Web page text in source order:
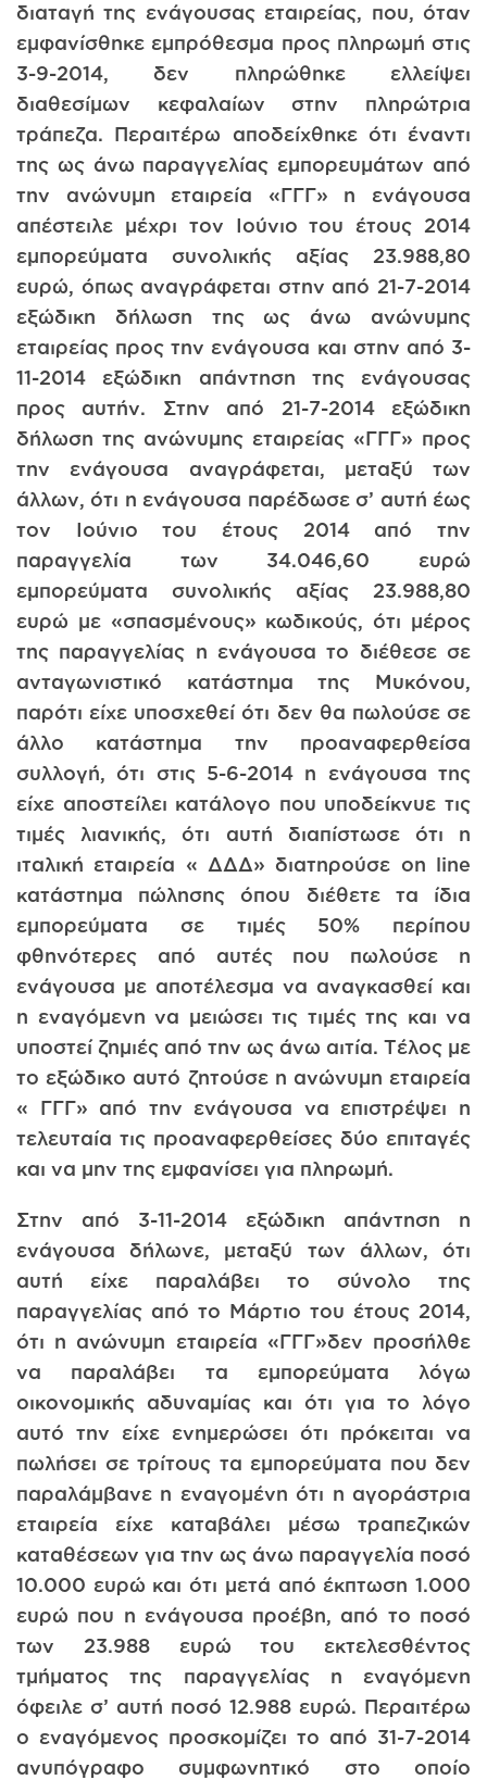
διαταγή της ενάγουσας εταιρείας, που, όταν
εμφανίσθηκε εμπρόθεσμα προς πληρωμή στις
3-9-2014, δεν πληρώθηκε ελλείψει
διαθεσίμων κεφαλαίων στην πληρώτρια
τράπεζα. Περαιτέρω αποδείχθηκε ότι έναντι
της ως άνω παραγγελίας εμπορευμάτων από
την ανώνυμη εταιρεία «ΓΓΓ» η ενάγουσα
απέστειλε μέχρι τον Ιούνιο του έτους 2014
εμπορεύματα συνολικής αξίας 23.988,80
ευρώ, όπως αναγράφεται στην από 21-7-2014
εξώδικη δήλωση της ως άνω ανώνυμης
εταιρείας προς την ενάγουσα και στην από 3-
11-2014 εξώδικη απάντηση της ενάγουσας
προς αυτήν. Στην από 21-7-2014 εξώδικη
δήλωση της ανώνυμης εταιρείας «ΓΓΓ» προς
την ενάγουσα αναγράφεται, μεταξύ των
άλλων, ότι η ενάγουσα παρέδωσε σ’ αυτή έως
τον Ιούνιο του έτους 2014 από την
παραγγελία των 34.046,60 ευρώ
εμπορεύματα συνολικής αξίας 23.988,80
ευρώ με «σπασμένους» κωδικούς, ότι μέρος
της παραγγελίας η ενάγουσα το διέθεσε σε
ανταγωνιστικό κατάστημα της Μυκόνου,
παρότι είχε υποσχεθεί ότι δεν θα πωλούσε σε
άλλο κατάστημα την προαναφερθείσα
συλλογή, ότι στις 5-6-2014 η ενάγουσα της
είχε αποστείλει κατάλογο που υποδείκνυε τις
τιμές λιανικής, ότι αυτή διαπίστωσε ότι η
ιταλική εταιρεία « ΔΔΔ» διατηρούσε on line
κατάστημα πώλησης όπου διέθετε τα ίδια
εμπορεύματα σε τιμές 50% περίπου
φθηνότερες από αυτές που πωλούσε η
ενάγουσα με αποτέλεσμα να αναγκασθεί και
η εναγόμενη να μειώσει τις τιμές της και να
υποστεί ζημιές από την ως άνω αιτία. Τέλος με
το εξώδικο αυτό ζητούσε η ανώνυμη εταιρεία
« ΓΓΓ» από την ενάγουσα να επιστρέψει η
τελευταία τις προαναφερθείσες δύο επιταγές
και να μην της εμφανίσει για πληρωμή.
Στην από 3-11­-2014 εξώδικη απάντηση η
ενάγουσα δήλωνε, μεταξύ των άλλων, ότι
αυτή είχε παραλάβει το σύνολο της
παραγγελίας από το Μάρτιο του έτους 2014,
ότι η ανώνυμη εταιρεία «ΓΓΓ»δεν προσήλθε
να παραλάβει τα εμπορεύματα λόγω
οικονομικής αδυναμίας και ότι για το λόγο
αυτό την είχε ενημερώσει ότι πρόκειται να
πωλήσει σε τρίτους τα εμπορεύματα που δεν
παραλάμβανε η εναγομένη ότι η αγοράστρια
εταιρεία είχε καταβάλει μέσω τραπεζικών
καταθέσεων για την ως άνω παραγγελία ποσό
10.000 ευρώ και ότι μετά από έκπτωση 1.000
ευρώ που η ενάγουσα προέβη, από το ποσό
των 23.988 ευρώ του εκτελεσθέντος
τμήματος της παραγγελίας η εναγόμενη
όφειλε σ’ αυτή ποσό 12.988 ευρώ. Περαιτέρω
ο εναγόμενος προσκομίζει το από 31-7-2014
ανυπόγραφο συμφωνητικό στο οποίο